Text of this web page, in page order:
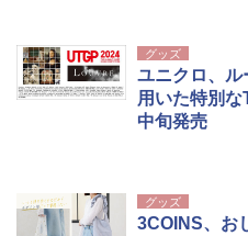
グッズ
ユニクロ、ル
用いた特別な
中旬発売
グッズ
3COINS、お